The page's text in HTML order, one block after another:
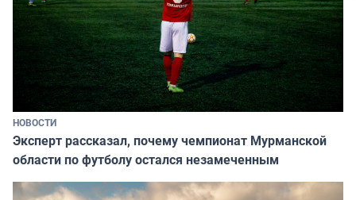
НОВОСТИ
Эксперт рассказал, почему чемпионат Мурманской
области по футболу остался незамеченным